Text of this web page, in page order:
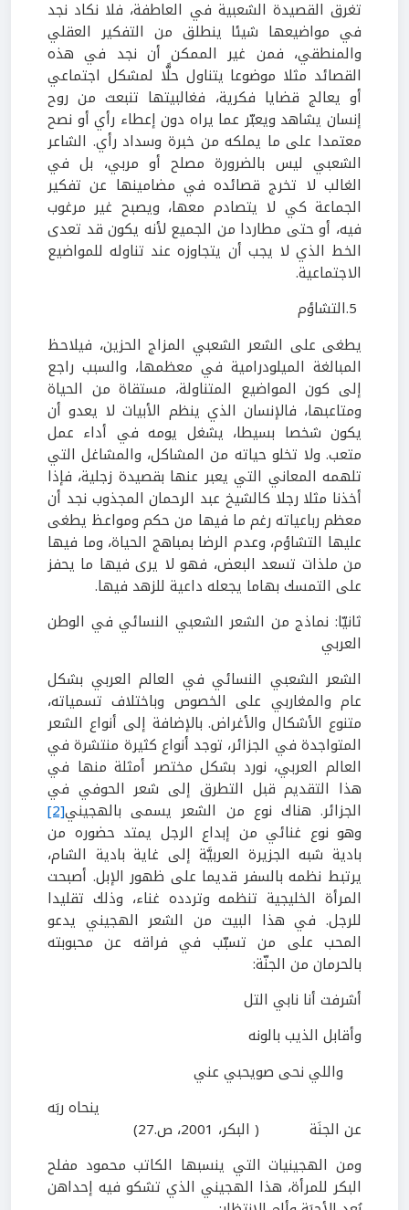
تغرق القصيدة الشعبية في العاطفة، فلا نكاد نجد
في مواضيعها شيئا ينطلق من التفكير العقلي
والمنطقي، فمن غير الممكن أن نجد في هذه
القصائد مثلا موضوعا يتناول حلًّا لمشكل اجتماعي
أو يعالج قضايا فكرية، فغالبيتها تنبعث من روح
إنسان يشاهد ويعبّر عما يراه دون إعطاء رأي أو نصح
معتمدا على ما يملكه من خبرة وسداد رأي. الشاعر
الشعبي ليس بالضرورة مصلح أو مربي، بل في
الغالب لا تخرج قصائده في مضامينها عن تفكير
الجماعة كي لا يتصادم معها، ويصبح غير مرغوب
فيه، أو حتى مطاردا من الجميع لأنه يكون قد تعدى
الخط الذي لا يجب أن يتجاوزه عند تناوله للمواضيع
الاجتماعية.
5.التشاؤم
يطغى على الشعر الشعبي المزاج الحزين، فيلاحظ
المبالغة الميلودرامية في معظمها، والسبب راجع
إلى كون المواضيع المتناولة، مستقاة من الحياة
ومتاعبها، فالإنسان الذي ينظم الأبيات لا يعدو أن
يكون شخصا بسيطا، يشغل يومه في أداء عمل
متعب. ولا تخلو حياته من المشاكل، والمشاغل التي
تلهمه المعاني التي يعبر عنها بقصيدة زجلية، فإذا
أخذنا مثلا رجلا كالشيخ عبد الرحمان المجذوب نجد أن
معظم رباعياته رغم ما فيها من حكم ومواعظ يطغى
عليها التشاؤم، وعدم الرضا بمباهج الحياة، وما فيها
من ملذات تسعد البعض، فهو لا يرى فيها ما يحفز
على التمسك بهاما يجعله داعية للزهد فيها.
ثانيّا: نماذج من الشعر الشعبي النسائي في الوطن
العربي
الشعر الشعبي النسائي في العالم العربي بشكل
عام والمغاربي على الخصوص وباختلاف تسمياته،
متنوع الأشكال والأغراض. بالإضافة إلى أنواع الشعر
المتواجدة في الجزائر، توجد أنواع كثيرة منتشرة في
العالم العربي، نورد بشكل مختصر أمثلة منها في
هذا التقديم قبل التطرق إلى شعر الحوفي في
الجزائر. هناك نوع من الشعر يسمى بالهجيني[2]
وهو نوع غنائي من إبداع الرجل يمتد حضوره من
بادية شبه الجزيرة العربيَّة إلى غاية بادية الشام،
يرتبط نظمه بالسفر قديما على ظهور الإبل. أصبحت
المرأة الخليجية تنظمه وتردده غناء، وذلك تقليدا
للرجل. في هذا البيت من الشعر الهجيني يدعو
المحب على من تسبّب في فراقه عن محبوبته
بالحرمان من الجنّة:
أشرفت أنا نابي التل
وأقابل الذيب بالونه
واللي نحى صويحبي عني
ينحاه ربَه
عن الجنَة
( البكر، 2001، ص.27
)
ومن الهجينيات التي ينسبها الكاتب محمود مفلح
البكر للمرأة، هذا الهجيني الذي تشكو فيه إحداهن